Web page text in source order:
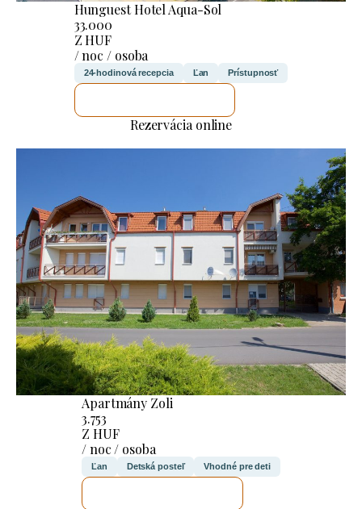
Hunguest Hotel Aqua-Sol
33.000
Z HUF
/ noc / osoba
24-hodinová recepcia Ľan Prístupnosť
Rezervácia online
Apartmány Zoli
3.753
Z HUF
/ noc / osoba
Ľan Detská posteľ Vhodné pre deti